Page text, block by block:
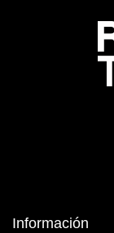
Información